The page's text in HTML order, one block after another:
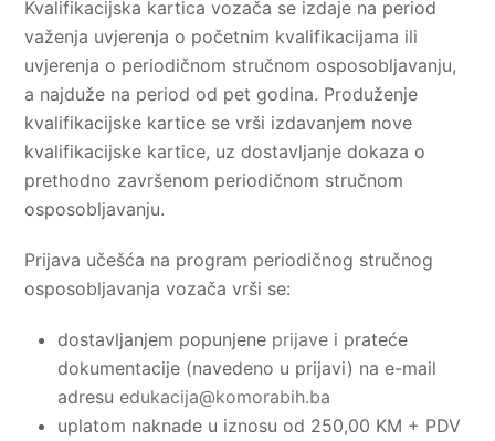
Kvalifikacijska kartica vozača se izdaje na period
važenja uvjerenja o početnim kvalifikacijama ili
uvjerenja o periodičnom stručnom osposobljavanju,
a najduže na period od pet godina. Produženje
kvalifikacijske kartice se vrši izdavanjem nove
kvalifikacijske kartice, uz dostavljanje dokaza o
prethodno završenom periodičnom stručnom
osposobljavanju.
Prijava učešća na program periodičnog stručnog
osposobljavanja vozača vrši se:
dostavljanjem popunjene prijave i prateće
dokumentacije (navedeno u prijavi) na e-mail
adresu edukacija@komorabih.ba
uplatom naknade u iznosu od 250,00 KM + PDV